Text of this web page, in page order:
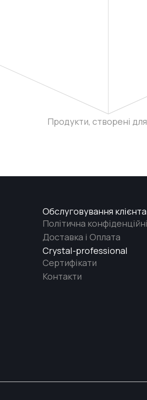
Продукти, створені
Обслуговування клієнта
Політична
Доставка і Оплата
Crystal-professional
Сертифікати
Контакти